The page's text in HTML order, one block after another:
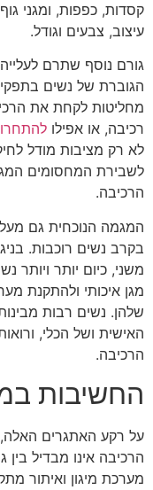
קסדות, כפפות, ומגני
עיצוב, צבעים וגודל.
גורם נוסף שתרם
הגוברת של נשים
מחליטות לקחת את
רכיבה, או אפילו
לא רק מציבות מודל
לשבירת המחסומים
הרכיבה.
המגמה הנוכחית גם
בקרב נשים רוכבות.
משני, כיום יותר ויותר
מגן איכותי ולהתקנת
שלהן. נשים רבות
האישית ושל הכלי,
הרכיבה.
החשיבות
על רקע האתגרים
הרכיבה אינו מבדיל בין
מערכת מיגון ואיתור